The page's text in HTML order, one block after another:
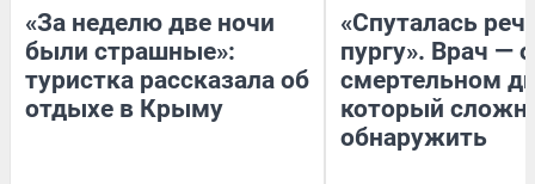
«За неделю две ночи
были страшные»:
туристка рассказала об
отдыхе в Крыму
«Спуталась
пургу». Врач — о
смертельном
который
обнаружить